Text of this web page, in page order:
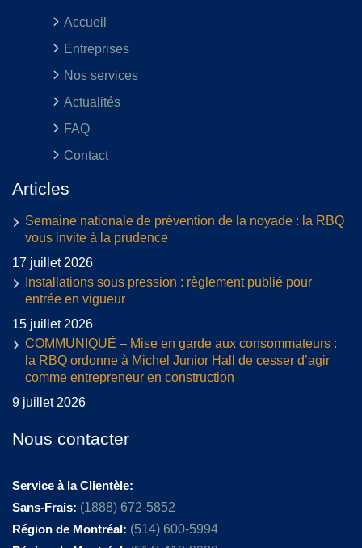
Accueil
Entreprises
Nos services
Actualités
FAQ
Contact
Articles
Semaine nationale de prévention de la noyade : la RBQ
vous invite à la prudence
17 juillet 2026
Installations sous pression : règlement publié pour
entrée en vigueur
15 juillet 2026
COMMUNIQUÉ – Mise en garde aux consommateurs :
la RBQ ordonne à Michel Junior Hall de cesser d’agir
comme entrepreneur en construction
9 juillet 2026
Nous contacter
Service à la Clientèle:
Sans-Frais: (1888) 672-5852
Région de Montréal: (514) 600-5994